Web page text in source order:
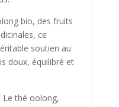
bio, des fruits
ce
soutien au
doux, équilibré et
Le thé oolong,